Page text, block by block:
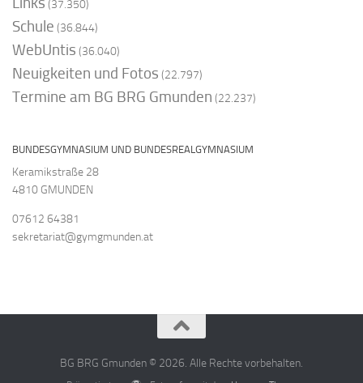
(37.350)
Schule (36.844)
WebUntis (36.040)
Neuigkeiten und Fotos (22.797)
Termine am BG BRG Gmunden (22.237)
BUNDESGYMNASIUM UND BUNDESREALGYMNASIUM
Keramikstraße 28
4810 GMUNDEN
07612 64381
sekretariat@gymgmunden.at
BG BRG Gmunden © 2026. Alle Rechte vorbehalten.